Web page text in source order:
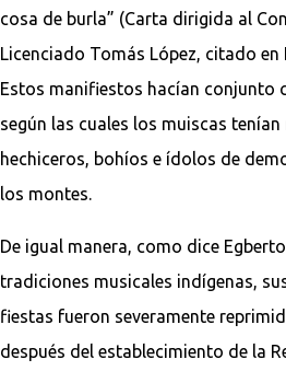
cosa de burla” (Carta dirigida al
Licenciado Tomás López, citado en
Estos manifiestos hacían conjunto
según las cuales los muiscas
hechiceros, bohíos e ídolos de
los montes.
De igual manera, como dice
tradiciones musicales indígenas,
fiestas fueron severamente
después del establecimiento de la